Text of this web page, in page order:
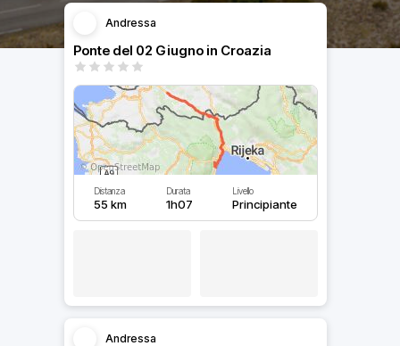
Andressa
Ponte del 02 Giugno in Croazia
Distanza
55 km
Durata
1h07
Livello
Principiante
Andressa